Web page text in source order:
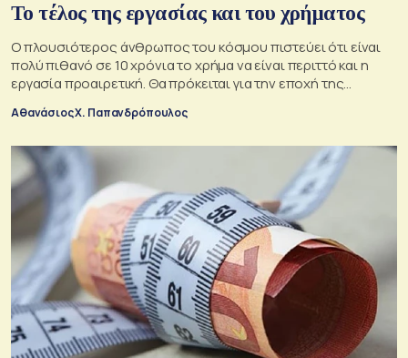
Το τέλος της εργασίας και του χρήματος
Ο πλουσιότερος άνθρωπος του κόσμου πιστεύει ότι είναι
πολύ πιθανό σε 10 χρόνια το χρήμα να είναι περιττό και η
εργασία προαιρετική. Θα πρόκειται για την εποχή της
Αθανάσιος Χ. Παπανδρόπουλος